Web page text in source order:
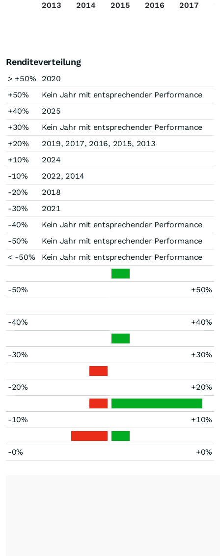
2013
2014 2015 2016 2017
Renditeverteilung
> +50%
2020
+50%
Kein Jahr mit entsprechender Performance
+40%
2025
+30%
Kein Jahr mit entsprechender Performance
+20%
2019, 2017, 2016, 2015, 2013
+10%
2024
-10%
2022, 2014
-20%
2018
-30%
2021
-40%
Kein Jahr mit entsprechender Performance
-50%
Kein Jahr mit entsprechender Performance
< -50%
Kein Jahr mit entsprechender Performance
-50% +50%
-40% +40%
-30% +30%
-20% +20%
-10% +10%
-0% +0%